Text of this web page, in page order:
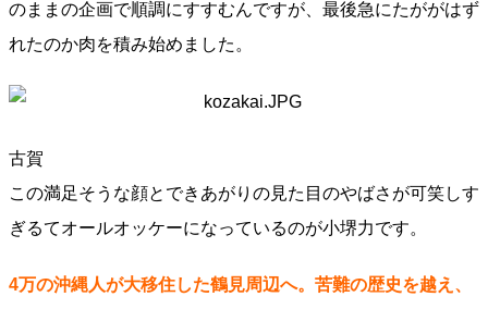
のままの企画で順調にすすむんですが、最後急にたががはず
れたのか肉を積み始めました。
古賀
この満足そうな顔とできあがりの見た目のやばさが可笑しす
ぎるてオールオッケーになっているのが小堺力です。
4万の沖縄人が大移住した鶴見周辺へ。苦難の歴史を越え、